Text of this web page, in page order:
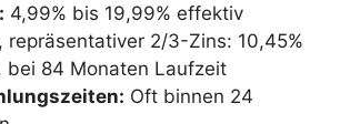
4,99% bis 19,99% effektiv
repräsentativer 2/3-Zins: 10,45%
bei 84 Monaten Laufzeit
Oft binnen 24